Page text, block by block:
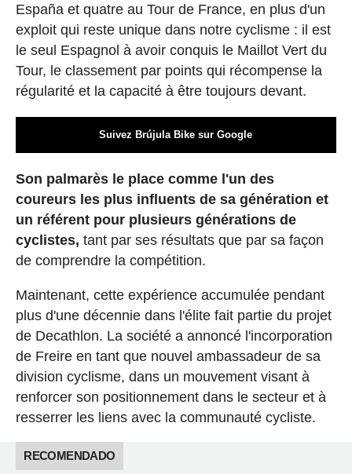
España et quatre au Tour de France, en plus d'un
exploit qui reste unique dans notre cyclisme : il est
le seul Espagnol à avoir conquis le Maillot Vert du
Tour, le classement par points qui récompense la
régularité et la capacité à être toujours devant.
Suivez Brújula Bike sur Google
Son palmarès le place comme l'un des
coureurs les plus influents de sa génération et
un référent pour plusieurs générations de
cyclistes, tant par ses résultats que par sa façon
de comprendre la compétition.
Maintenant, cette expérience accumulée pendant
plus d'une décennie dans l'élite fait partie du projet
de Decathlon. La société a annoncé l'incorporation
de Freire en tant que nouvel ambassadeur de sa
division cyclisme, dans un mouvement visant à
renforcer son positionnement dans le secteur et à
resserrer les liens avec la communauté cycliste.
RECOMENDADO